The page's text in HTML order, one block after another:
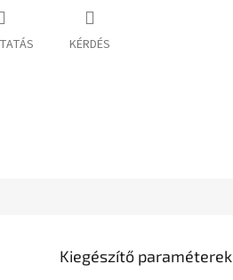
KÉRDÉS
Kiegészítő paraméterek